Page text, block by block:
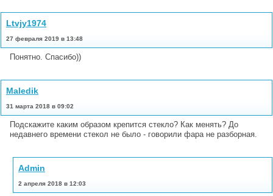
Ltvjy1974
27 февраля 2019 в 13:48
Понятно. Спасибо))
Maledik
31 марта 2018 в 09:02
Подскажите каким образом крепится стекло? Как менять? До
недавнего времени стекол не было - говорили фара не разборная.
Admin
2 апреля 2018 в 12:03